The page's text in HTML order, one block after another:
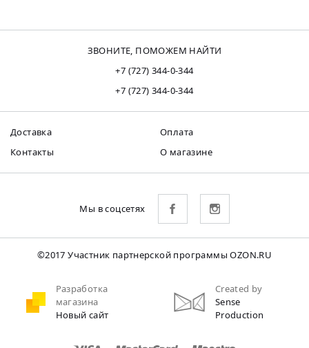
ЗВОНИТЕ, ПОМОЖЕМ НАЙТИ
+7 (727) 344-0-344
+7 (727) 344-0-344
Доставка
Оплата
Контакты
О магазине
Мы в соцсетях
©2017 Участник партнерской программы OZON.RU
Разработка
магазина
Новый сайт
Created by
Sense
Production